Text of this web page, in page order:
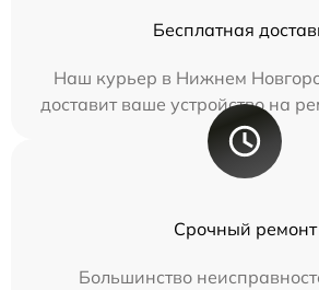
Бесплатная
Наш курьер в Нижнем
доставит ваше устройство на
Срочный ремонт
Большинство